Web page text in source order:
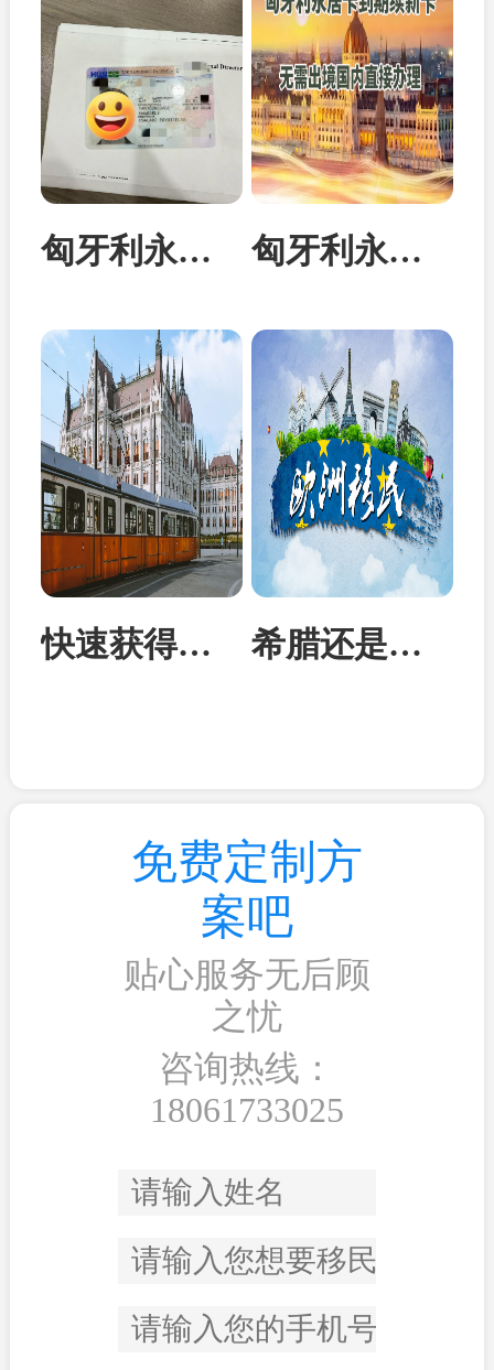
匈牙利永居卡家属团聚居留卡成功案例 匈牙利永居卡到期续签：换发10年新卡
快速获得欧洲身份：匈牙利投资移民成为性价比首选 希腊还是马耳他？从身份到教育全面对比两国移民优势
免费定制方
案吧
贴心服务无后顾
之忧
咨询热线：
18061733025